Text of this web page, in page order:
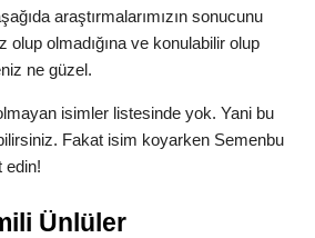
araştırmalarımızın sonucunu
olup olmadığına ve konulabilir olup
ne güzel.
isimler listesinde yok. Yani bu
Fakat isim koyarken Semenbu
edin!
Ünlüler